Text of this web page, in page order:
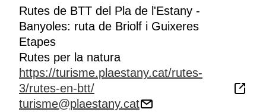
Rutes de BTT del Pla de l'Estany -
Banyoles: ruta de Briolf i Guixeres
Etapes
Rutes per la natura
https://turisme.plaestany.cat/rutes-
3/rutes-en-btt/
turisme@plaestany.cat